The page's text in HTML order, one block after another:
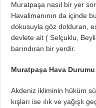
Muratpaşa nasıl bir yer
Havalimanının da içinde
dokusuyla göz dolduran,
devlete ait ( Selçuklu,
barındıran bir yerdir.
Muratpaşa Hava Durumu
Akdeniz ikliminin hüküm
kışları ise ılık ve yağışlı